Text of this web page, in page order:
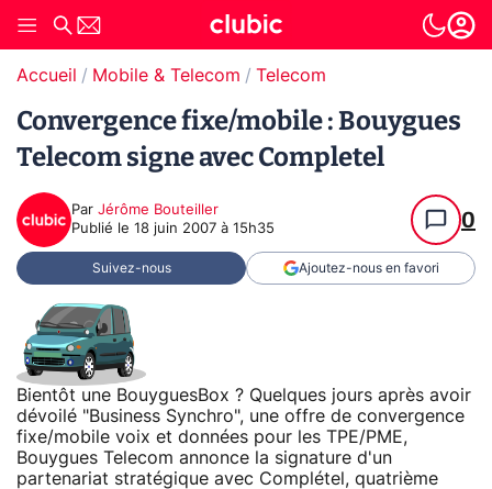
Accueil Mobile & Telecom Telecom
Convergence fixe/mobile : Bouygues
Telecom signe avec Completel
Par Jérôme Bouteiller
Publié le 18 juin 2007 à 15h35 0
Suivez-nous Ajoutez-nous en favori
Bientôt une BouyguesBox ? Quelques jours après avoir
dévoilé "Business Synchro", une offre de convergence
fixe/mobile voix et données pour les TPE/PME,
Bouygues Telecom annonce la signature d'un
partenariat stratégique avec Complétel, quatrième